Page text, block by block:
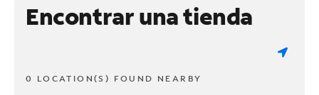
Encontrar una tienda
0 LOCATION(S) FOUND NEARBY